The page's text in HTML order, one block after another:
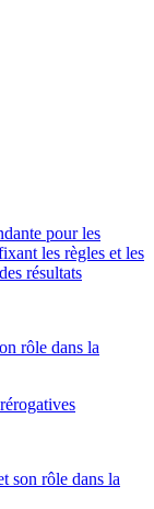
pour les
les règles et les
résultats
rôle dans la
son rôle dans la